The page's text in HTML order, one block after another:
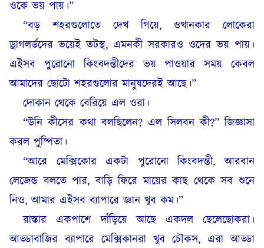
ওকে ভয় পায়।”
“বড় শহরগুলোতে দেখ গিয়ে, ওখানকার লোকেরা
ড্রাগলর্ডদের ভয়েই তটস্থ, এমনকী সরকারও ওদের ভয় পায়।
এইসব পুরোনো কিংবদন্তীদের ভয় পাওয়ার সময় কেবল
আমাদের ছোটো শহরগুলোর মানুষদেরই আছে।”
দোকান থেকে বেরিয়ে এল ওরা।
“উনি কীসের কথা বলছিলেন? এল সিলবন কী?” জিজ্ঞাসা
করল পুষ্পিতা।
“আরে মেক্সিকোর একটা পুরোনো কিংবদন্তী, আরবান
লেজেন্ড বলতে পার, বাড়ি ফিরে মায়ের কাছ থেকে সব শুনে
নিও, আমার এইসব ব্যাপারে জ্ঞান খুব কম।”
রাস্তার একপাশে দাঁড়িয়ে আছে একদল ছেলেছোকরা।
আড্ডাবাজির ব্যাপারে মেক্সিকানরা খুব চৌকস, এরা আড্ডা